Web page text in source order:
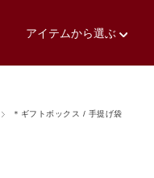
アイテムから選ぶ
＊ギフトボックス / 手提げ袋